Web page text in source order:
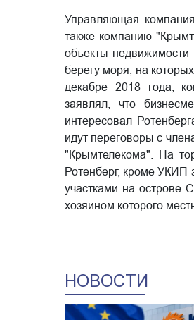
Управляющая
также компанию
объекты
берегу моря, на
декабре 2018 года,
заявлял, что
интересовал
идут переговоры с
"Крымтелекома". На
Ротенберг, кроме
участками на острове
хозяином которого
НОВОСТИ